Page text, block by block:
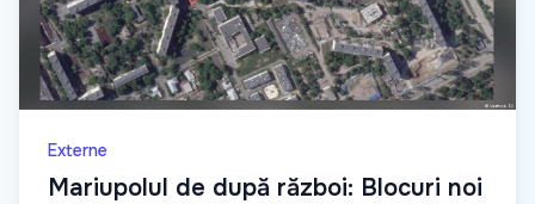
Externe
Mariupolul de după război: Blocuri noi